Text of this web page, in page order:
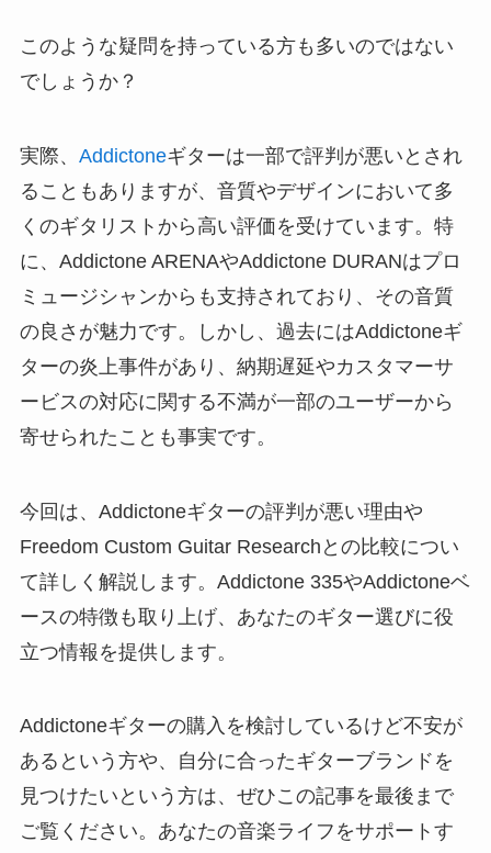
このような疑問を持っている方も多いのではない
でしょうか？
実際、 Addictoneギターは一部で評判が悪いとされ
ることもありますが、音質やデザインにおいて多
くのギタリストから高い評価を受けています。特
に、Addictone ARENAやAddictone DURANはプロ
ミュージシャンからも支持されており、その音質
の良さが魅力です。しかし、過去にはAddictoneギ
ターの炎上事件があり、納期遅延やカスタマーサ
ービスの対応に関する不満が一部のユーザーから
寄せられたことも事実です。
今回は、Addictoneギターの評判が悪い理由や
Freedom Custom Guitar Researchとの比較につい
て詳しく解説します。Addictone 335やAddictoneベ
ースの特徴も取り上げ、あなたのギター選びに役
立つ情報を提供します。
Addictoneギターの購入を検討しているけど不安が
あるという方や、自分に合ったギターブランドを
見つけたいという方は、ぜひこの記事を最後まで
ご覧ください。あなたの音楽ライフをサポートす